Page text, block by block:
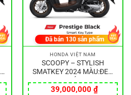
HONDA VIỆT NAM
SCOOPY – STYLISH
SMATKEY 2024 MÀU:ĐEN
39,000,000 ₫
Đã bán 130 sản phẩm